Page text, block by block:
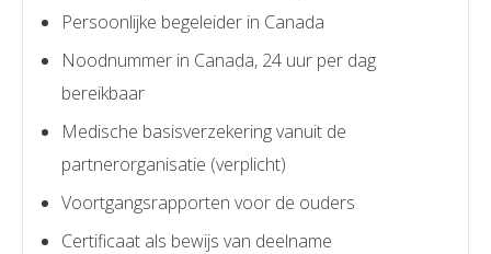
Persoonlijke begeleider in Canada
Noodnummer in Canada, 24 uur per dag
bereikbaar
Medische basisverzekering vanuit de
partnerorganisatie (verplicht)
Voortgangsrapporten voor de ouders
Certificaat als bewijs van deelname